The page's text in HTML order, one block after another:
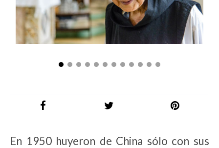
En 1950 huyeron de China sólo con sus